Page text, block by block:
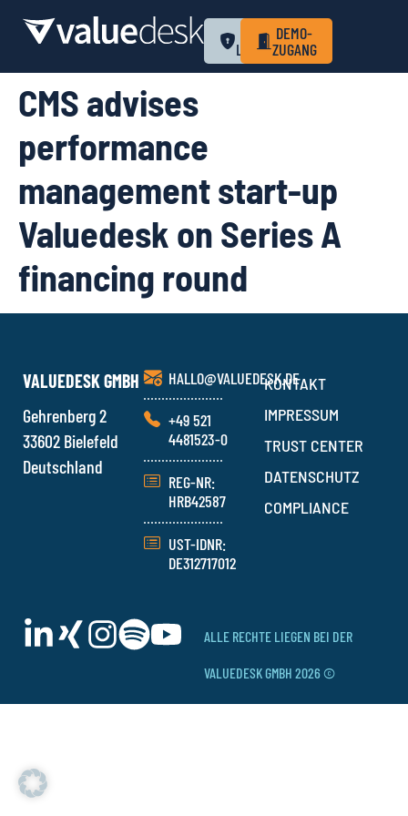
ZUM
LOGIN
DEMO-
ZUGANG
CMS advises
performance
management start-up
Valuedesk on Series A
financing round
VALUEDESK GMBH
Gehrenberg 2
33602 Bielefeld
Deutschland
HALLO@VALUEDESK.DE
+49 521
4481523-0
REG-NR:
HRB42587
UST-IDNR:
DE312717012
KONTAKT
IMPRESSUM
TRUST CENTER
DATENSCHUTZ
COMPLIANCE
ALLE RECHTE LIEGEN BEI DER
VALUEDESK GMBH 2026 ©